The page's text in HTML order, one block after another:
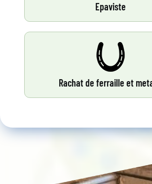
Epaviste
Rachat de ferraille et